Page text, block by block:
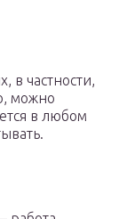
в частности,
можно
в любом